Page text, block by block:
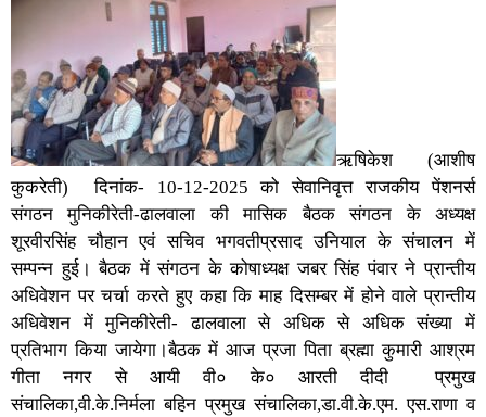
ऋषिकेश (आशीष
कुकरेती) दिनांक- 10-12-2025 को सेवानिवृत्त राजकीय पेंशनर्स
संगठन मुनिकीरेती-ढालवाला की मासिक बैठक संगठन के अध्यक्ष
शूरवीरसिंह चौहान एवं सचिव भगवतीप्रसाद उनियाल के संचालन में
सम्पन्न हुई। बैठक में संगठन के कोषाध्यक्ष जबर सिंह पंवार ने प्रान्तीय
अधिवेशन पर चर्चा करते हुए कहा कि माह दिसम्बर में होने वाले प्रान्तीय
अधिवेशन में मुनिकीरेती- ढालवाला से अधिक से अधिक संख्या में
प्रतिभाग किया जायेगा।बैठक में आज प्रजा पिता ब्रह्मा कुमारी आश्रम
गीता नगर से आयी वी० के० आरती दीदी प्रमुख
संचालिका,वी.के.निर्मला बहिन प्रमुख संचालिका,डा.वी.के.एम. एस.राणा व